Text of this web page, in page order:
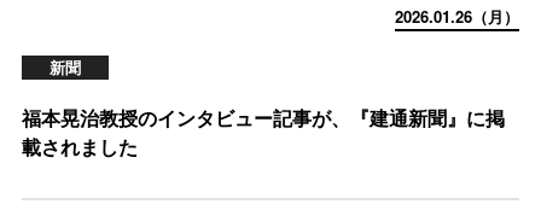
2026.01.26（月）
新聞
福本晃治教授のインタビュー記事が、『建通新聞』に掲
載されました